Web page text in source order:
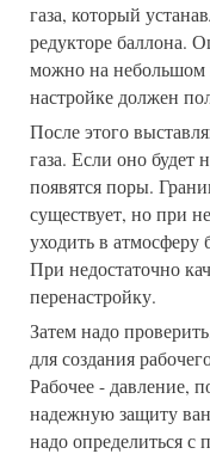
газа, который
редукторе баллона.
можно на небольшом
настройке должен
После этого
газа. Если оно будет
появятся поры.
существует, но при
уходить в атмосферу
При недостаточно
перенастройку.
Затем надо
для создания
Рабочее - давление,
надежную защиту
надо определиться с